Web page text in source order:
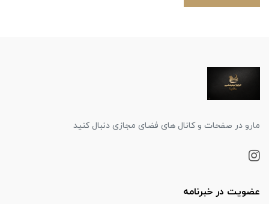
مارو در صفحات و کانال های فضای مجازی دنبال کنید
عضویت در خبرنامه